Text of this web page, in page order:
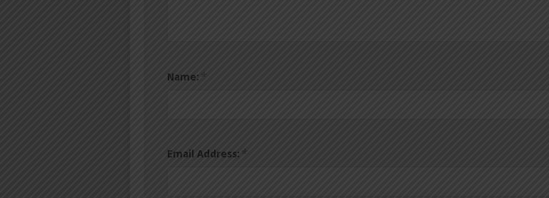
Name: *
Email Address: *